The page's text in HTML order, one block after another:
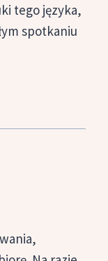
tego języka,
spotkaniu